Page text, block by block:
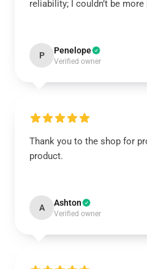
reliability; I couldn’t be more
P Penelope
Verified owner
Thank you to the shop for
product.
A Ashton
Verified owner